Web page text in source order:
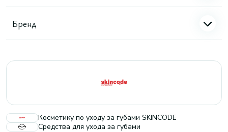
Бренд
Косметику по уходу за губами SKINCODE
Средства для ухода за губами